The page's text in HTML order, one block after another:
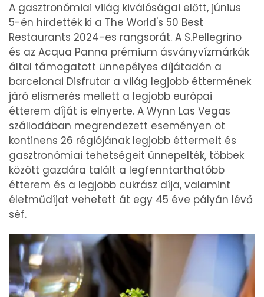
A gasztronómiai világ kiválóságai előtt, június
5-én hirdették ki a The World's 50 Best
Restaurants 2024-es rangsorát. A S.Pellegrino
és az Acqua Panna prémium ásványvízmárkák
által támogatott ünnepélyes díjátadón a
barcelonai Disfrutar a világ legjobb éttermének
járó elismerés mellett a legjobb európai
étterem díját is elnyerte. A Wynn Las Vegas
szállodában megrendezett eseményen öt
kontinens 26 régiójának legjobb éttermeit és
gasztronómiai tehetségeit ünnepelték, többek
között gazdára talált a legfenntarthatóbb
étterem és a legjobb cukrász díja, valamint
életműdíjat vehetett át egy 45 éve pályán lévő
séf.